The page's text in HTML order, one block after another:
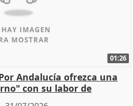
01:26
Andalucía ofrezca una
con su labor de